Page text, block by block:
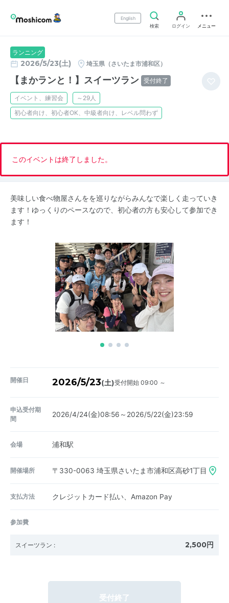
English
検索
ログイン メニュー
ランニング
2026/5/23(土) 埼玉県（さいたま市浦和区）
【まかランと！】スイーツラン 受付終了
イベント、練習会
～29人
初心者向け、初心者OK、中級者向け、レベル問わず
このイベントは終了しました。
美味しい食べ物屋さんをを巡りながらみんなで楽しく走っていき
ます！ゆっくりのペースなので、初心者の方も安心して参加でき
ます！
開催日 2026/5/23(土)受付開始 09:00 ～
申込受付期
間
2026/4/24(金)08:56～2026/5/22(金)23:59
会場 浦和駅
開催場所 〒330-0063 埼玉県さいたま市浦和区高砂1丁目
支払方法 クレジットカード払い、Amazon Pay
参加費
スイーツラン : 2,500円
受付終了